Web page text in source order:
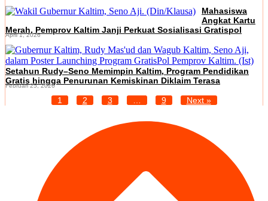
Mahasiswa
Angkat Kartu
Merah, Pemprov Kaltim Janji Perkuat Sosialisasi Gratispol
April 1, 2026
Setahun Rudy–Seno Memimpin Kaltim, Program Pendidikan
Gratis hingga Penurunan Kemiskinan Diklaim Terasa
Februari 25, 2026
1 2 3 … 9 Next »